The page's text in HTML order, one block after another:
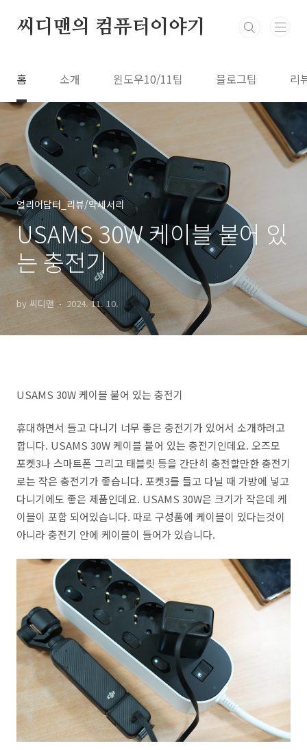
씨디맨의 컴퓨터이야기
홈 소개 윈도우10/11팁 블로그팁 리
얼리어답터_리뷰/악세서리
USAMS 30W 케이블 붙어 있
는 충전기
by 씨디맨 2024. 11. 10.
USAMS 30W 케이블 붙어 있는 충전기
휴대하면서 들고 다니기 너무 좋은 충전기가 있어서 소개하려고
합니다. USAMS 30W 케이블 붙어 있는 충전기인데요. 오즈모
포켓3나 스마트폰 그리고 태블릿 등을 간단히 충전할만한 충전기
로는 작은 충전기가 좋습니다. 포켓3를 들고 다닐 때 가방에 넣고
다니기에도 좋은 제품인데요. USAMS 30W은 크기가 작은데 케
이블이 포함 되어있습니다. 따로 구성품에 케이블이 있다는것이
아니라 충전기 안에 케이블이 들어가 있습니다.